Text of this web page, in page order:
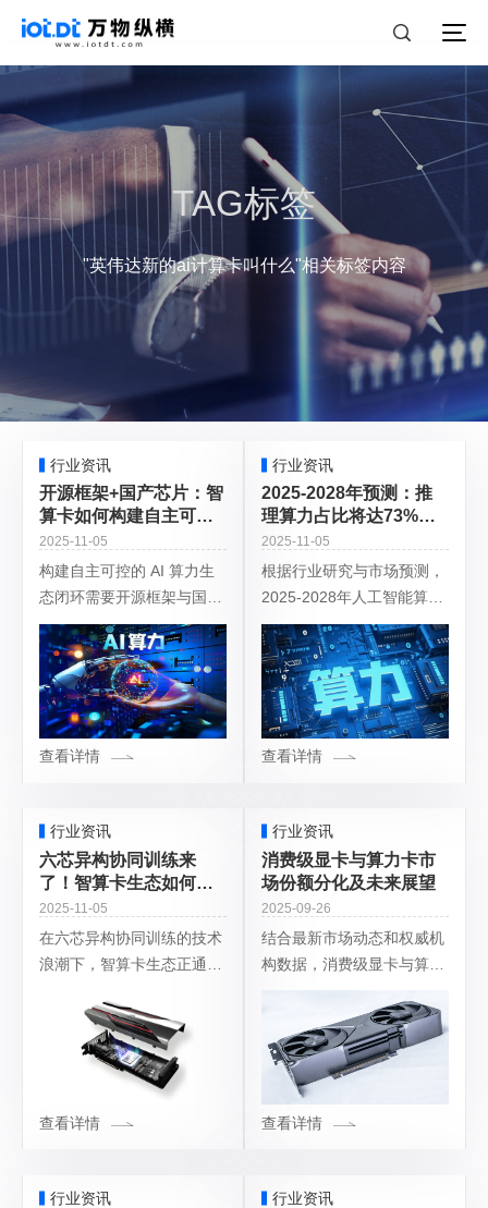
TAG标签
"英伟达新的ai计算卡叫什么"相关标签内容
行业资讯
开源框架+国产芯片：智
算卡如何构建自主可控
的AI算力生态闭环？
2025-11-05
构建自主可控的 AI 算力生
态闭环需要开源框架与国产
芯片的深度协同，通过全栈
技术创新和产业链整合实现
从底层硬件到上层应用的自
主化。以下是具体路径及实
践：一、硬件
查看详情
行业资讯
2025-2028年预测：推
理算力占比将达73%，
智算卡迎来千亿级增量
市场
2025-11-05
根据行业研究与市场预测，
2025-2028年人工智能算力
市场将经历结构性变革，推
理算力占比预计从 2024 年
的 65% 跃升至 2028 年的
73%，智算卡
查看详情
行业资讯
六芯异构协同训练来
了！智算卡生态如何打
破"硬件强、软件弱"困
局？
2025-11-05
在六芯异构协同训练的技术
浪潮下，智算卡生态正通过
“硬件强、软件弱” 的传统困
局。以下从技术架构、软件
栈突破、生态协同三个层面
查看详情
行业资讯
消费级显卡与算力卡市
场份额分化及未来展望
2025-09-26
结合最新市场动态和权威机
构数据，消费级显卡与算力
卡的市场份额呈现显著分
化：一、消费级显卡：游戏
驱动市场，NVIDIA 主导格
局全球市场规模与份额2025
年全球
查看详情
行业资讯 行业资讯